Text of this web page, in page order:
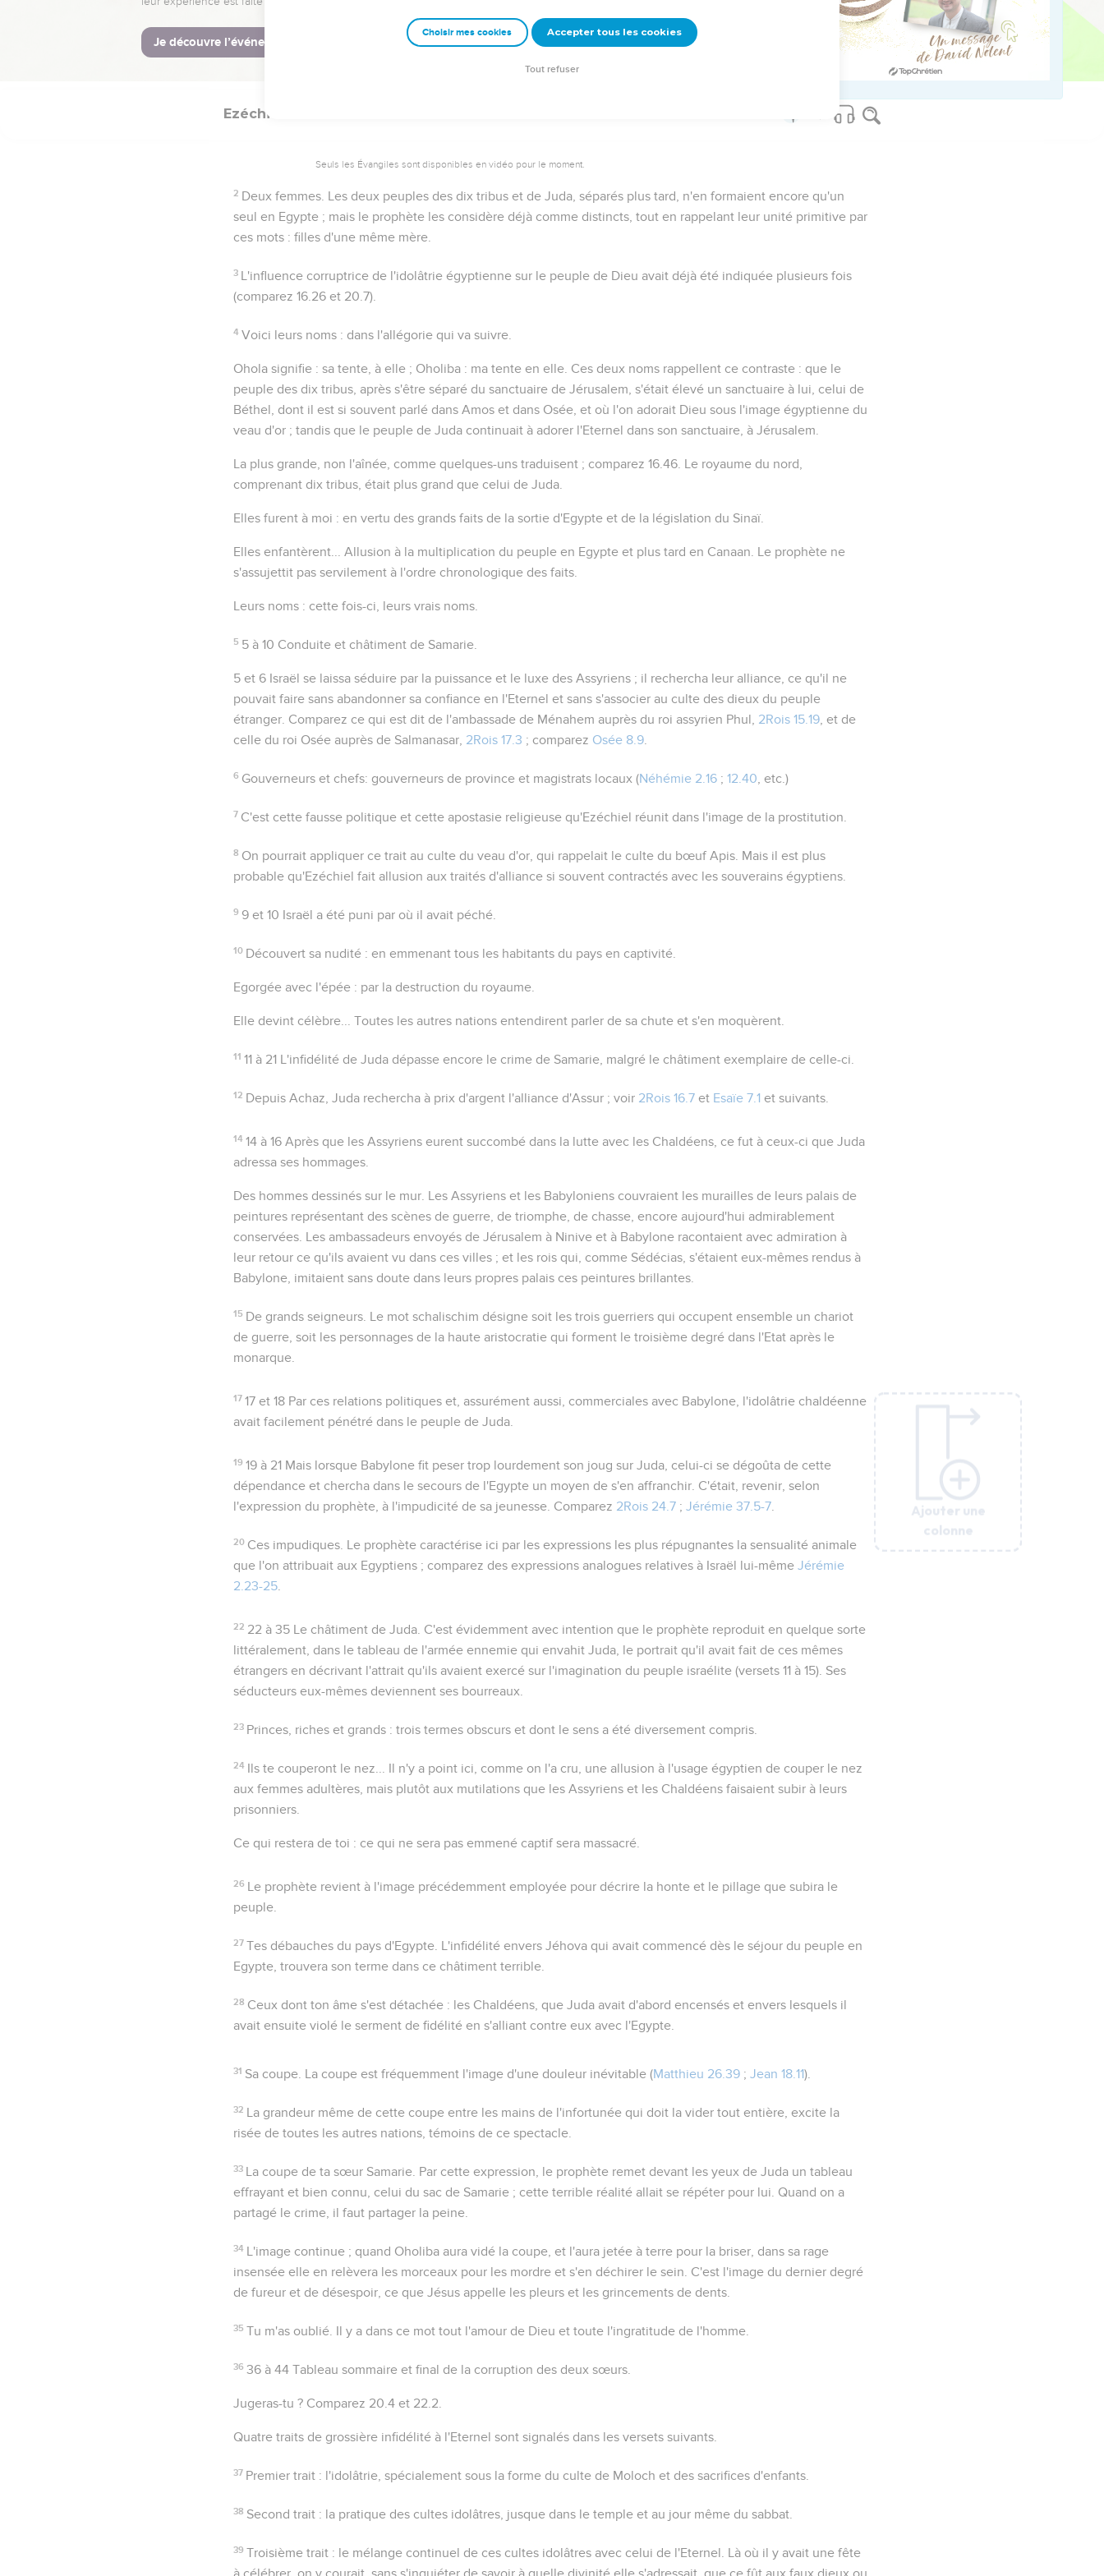
Autres ressources sur theotex.org, contact theotex@gmail.com
Ajouter une
colonne
Ezéchiel
Seuls les Évangiles sont disponibles en vidéo pour le moment.
2 Deux femmes . Les deux peuples des dix tribus et de Juda, séparés plus tard, n'en formaient encore qu'un
seul en Egypte ; mais le prophète les considère déjà comme distincts, tout en rappelant leur unité primitive par
ces mots : filles d'une même mère
3 L'influence corruptrice de l'idolâtrie égyptienne sur le peuple de Dieu avait déjà été indiquée plusieurs fois
(comparez 16.26 et 20.7).
4 Voici leurs noms : dans l'allégorie qui va suivre.
Ohola signifie : sa tente, à elle ; Oholiba : ma tente en elle . Ces deux noms rappellent ce contraste : que le
peuple des dix tribus, après s'être séparé du sanctuaire de Jérusalem, s'était élevé un sanctuaire à lui , celui de
Béthel, dont il est si souvent parlé dans Amos et dans Osée, et où l'on adorait Dieu sous l'image égyptienne du
veau d'or ; tandis que le peuple de Juda continuait à adorer l'Eternel dans son sanctuaire, à Jérusalem.
La plus grande , non l'aînée , comme quelques-uns traduisent ; comparez 16.46 . Le royaume du nord,
comprenant dix tribus, était plus grand que celui de Juda.
Elles furent à moi : en vertu des grands faits de la sortie d'Egypte et de la législation du Sinaï.
Elles enfantèrent...
Allusion à la multiplication du peuple en Egypte et plus tard en Canaan. Le prophète ne
s'assujettit pas servilement à l'ordre chronologique des faits.
Leurs noms : cette fois-ci, leurs vrais noms.
5 5 à 10 Conduite et châtiment de Samarie.
5 et 6 Israël se laissa séduire par la puissance et le luxe des Assyriens ; il rechercha leur alliance, ce qu'il ne
pouvait faire sans abandonner sa confiance en l'Eternel et sans s'associer au culte des dieux du peuple
étranger. Comparez ce qui est dit de l'ambassade de Ménahem auprès du roi assyrien Phul, 2Rois 15.19 , et de
celle du roi Osée auprès de Salmanasar, 2Rois 17.3 ; comparez Osée 8.9
6 Gouverneurs et chefs: gouverneurs de province et magistrats locaux (Néhémie 2.16 ;12.40 , etc.)
7 C'est cette fausse politique et cette apostasie religieuse qu'Ezéchiel réunit dans l'image de la prostitution.
8 On pourrait appliquer ce trait au culte du veau d'or, qui rappelait le culte du bœuf Apis. Mais il est plus
probable qu'Ezéchiel fait allusion aux traités d'alliance si souvent contractés avec les souverains égyptiens.
9 9 et 10 Israël a été puni par où il avait péché.
10 Découvert sa nudité : en emmenant tous les habitants du pays en captivité.
Egorgée avec l'épée : par la destruction du royaume.
Elle devint célèbre... Toutes les autres nations entendirent parler de sa chute et s'en moquèrent.
11 11 à 21 L'infidélité de Juda dépasse encore le crime de Samarie, malgré le châtiment exemplaire de celle-ci.
12 Depuis Achaz, Juda rechercha à prix d'argent l'alliance d'Assur ; voir 2Rois 16.7 et Esaïe 7.1 et suivants.
14 14 à 16 Après que les Assyriens eurent succombé dans la lutte avec les Chaldéens, ce fut à ceux-ci que Juda
adressa ses hommages.
Des hommes dessinés sur le mur . Les Assyriens et les Babyloniens couvraient les murailles de leurs palais de
peintures représentant des scènes de guerre, de triomphe, de chasse, encore aujourd'hui admirablement
conservées. Les ambassadeurs envoyés de Jérusalem à Ninive et à Babylone racontaient avec admiration à
leur retour ce qu'ils avaient vu dans ces villes ; et les rois qui, comme Sédécias, s'étaient eux-mêmes rendus à
Babylone, imitaient sans doute dans leurs propres palais ces peintures brillantes.
15 De grands seigneurs . Le motschalischim désigne soit lestrois guerriers qui occupent ensemble un chariot
de guerre, soit les personnages de la haute aristocratie qui forment le troisième degré dans l'Etat après le
monarque.
17 17 et 18 Par ces relations politiques et, assurément aussi, commerciales avec Babylone, l'idolâtrie chaldéenne
avait facilement pénétré dans le peuple de Juda.
19 19 à 21 Mais lorsque Babylone fit peser trop lourdement son joug sur Juda, celui-ci se dégoûta de cette
dépendance et chercha dans le secours de l'Egypte un moyen de s'en affranchir. C'était, revenir, selon
l'expression du prophète, à l'impudicité de sa jeunesse. Comparez 2Rois 24.7 ; Jérémie 37.5-7
20 Ces impudiques . Le prophète caractérise ici par les expressions les plus répugnantes la sensualité animale
que l'on attribuait aux Egyptiens ; comparez des expressions analogues relatives à Israël lui-même Jérémie
2.23-25
22 22 à 35 Le châtiment de Juda. C'est évidemment avec intention que le prophète reproduit en quelque sorte
littéralement, dans le tableau de l'armée ennemie qui envahit Juda, le portrait qu'il avait fait de ces mêmes
étrangers en décrivant l'attrait qu'ils avaient exercé sur l'imagination du peuple israélite (versets 11 à 15). Ses
séducteurs eux-mêmes deviennent ses bourreaux.
23 Princes, riches et grands : trois termes obscurs et dont le sens a été diversement compris.
24 Ils te couperont le nez...
Il n'y a point ici, comme on l'a cru, une allusion à l'usage égyptien de couper le nez
aux femmes adultères, mais plutôt aux mutilations que les Assyriens et les Chaldéens faisaient subir à leurs
prisonniers.
Ce qui restera de toi : ce qui ne sera pas emmené captif sera massacré.
26 Le prophète revient à l'image précédemment employée pour décrire la honte et le pillage que subira le
peuple.
27 Tes débauches du pays d'Egypte . L'infidélité envers Jéhova qui avait commencé dès le séjour du peuple en
Egypte, trouvera son terme dans ce châtiment terrible.
28 Ceux dont ton âme s'est détachée : les Chaldéens, que Juda avait d'abord encensés et envers lesquels il
avait ensuite violé le serment de fidélité en s'alliant contre eux avec l'Egypte.
31 Sa coupe . La coupe est fréquemment l'image d'une douleur inévitable (Matthieu 26.39 ;Jean 18.11).
32 La grandeur même de cette coupe entre les mains de l'infortunée qui doit la vider tout entière, excite la
risée de toutes les autres nations, témoins de ce spectacle.
33 La coupe de ta sœur Samarie . Par cette expression, le prophète remet devant les yeux de Juda un tableau
effrayant et bien connu, celui du sac de Samarie ; cette terrible réalité allait se répéter pour lui. Quand on a
partagé le crime, il faut partager la peine.
34 L'image continue ; quand Oholiba aura vidé la coupe, et l'aura jetée à terre pour la briser, dans sa rage
insensée elle en relèvera les morceaux pour les mordre et s'en déchirer le sein. C'est l'image du dernier degré
de fureur et de désespoir, ce que Jésus appelle les pleurs et les grincements de dents
35 Tu m'as oublié . Il y a dans ce mot tout l'amour de Dieu et toute l'ingratitude de l'homme.
36 36 à 44 Tableau sommaire et final de la corruption des deux sœurs.
Jugeras-tu ? Comparez 20.4 et 22.2
Quatre traits de grossière infidélité à l'Eternel sont signalés dans les versets suivants.
37 Premier trait : l'idolâtrie, spécialement sous la forme du culte de Moloch et des sacrifices d'enfants.
38 Second trait : la pratique des cultes idolâtres, jusque dans le temple et au jour même du sabbat.
39 Troisième trait : le mélange continuel de ces cultes idolâtres avec celui de l'Eternel. Là où il y avait une fête
à célébrer, on y courait, sans s'inquiéter de savoir à quelle divinité elle s'adressait, que ce fût aux faux dieux ou
Ajouter une
colonne
Ajouter une
colonne
Ajouter une
colonne
Ajouter une
colonne
Choisir mes cookies Accepter tous les cookies
Tout refuser